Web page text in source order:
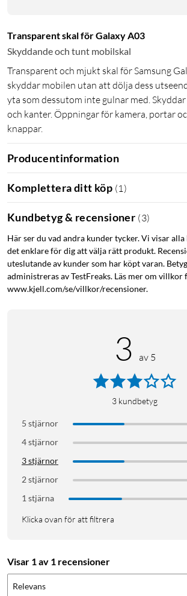
Transparent skal för Galaxy A03
Skyddande och tunt mobilskal
Transparent och mjukt skal för Samsung
skyddar mobilen utan att dölja dess
yta som dessutom inte gulnar med.
och kanter. Öppningar för kamera, portar
knappar.
Producentinformation
Komplettera ditt köp (1 )
Kundbetyg & recensioner (3)
Här ser du vad andra kunder tycker. Vi visar
det enklare för dig att välja rätt produkt.
uteslutande av kunder som har köpt varan.
administreras av TestFreaks. Läs mer om
www.kjell.com/se/villkor/recensioner.
3 av 5
3 kundbetyg
5 stjärnor
4 stjärnor
3 stjärnor
2 stjärnor
1 stjärna
Klicka ovan för att filtrera
Visar 1 av 1 recensioner
Relevans